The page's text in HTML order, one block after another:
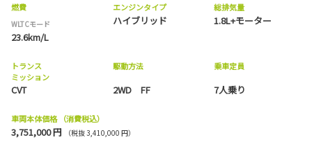
燃費
WLTCモード
23.6km/L
エンジンタイプ
ハイブリッド
総排気量
1.8L+モーター
トランス
ミッション
CVT
駆動方法
2WD FF
乗車定員
7人乗り
車両本体価格 （消費税込）
3,751,000 円 （税抜 3,410,000 円）